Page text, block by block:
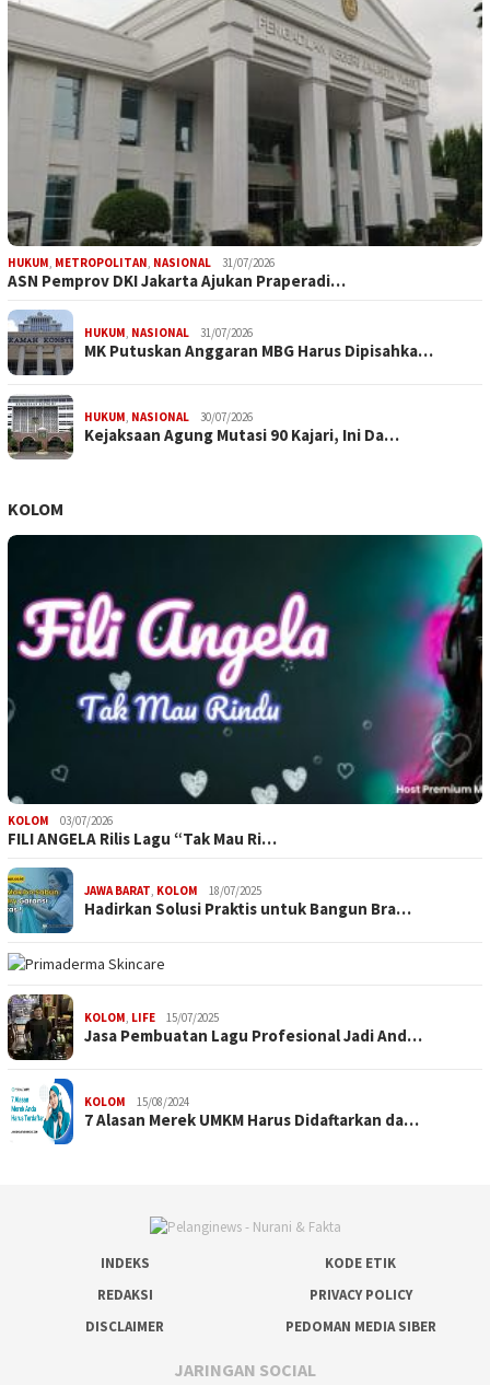
HUKUM, METROPOLITAN, NASIONAL 31/07/2026
ASN Pemprov DKI Jakarta Ajukan Praperadi…
HUKUM, NASIONAL 31/07/2026
MK Putuskan Anggaran MBG Harus Dipisahka…
HUKUM, NASIONAL 30/07/2026
Kejaksaan Agung Mutasi 90 Kajari, Ini Da…
KOLOM
KOLOM 03/07/2026
FILI ANGELA Rilis Lagu “Tak Mau Ri…
JAWA BARAT, KOLOM 18/07/2025
Hadirkan Solusi Praktis untuk Bangun Bra…
KOLOM, LIFE 15/07/2025
Jasa Pembuatan Lagu Profesional Jadi And…
KOLOM 15/08/2024
7 Alasan Merek UMKM Harus Didaftarkan da…
INDEKS
KODE ETIK
REDAKSI
PRIVACY POLICY
DISCLAIMER
PEDOMAN MEDIA SIBER
JARINGAN SOCIAL